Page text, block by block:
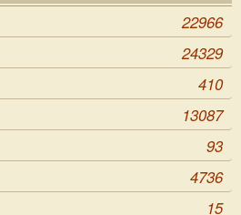
22966
24329
410
13087
93
4736
15